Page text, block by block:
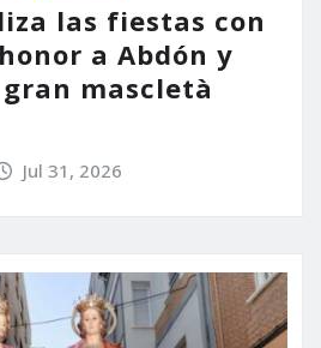
las fiestas con
a Abdón y
mascletà
Jul 31, 2026